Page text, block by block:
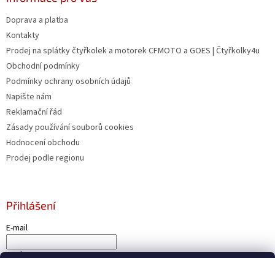
Doprava a platba
Kontakty
Prodej na splátky čtyřkolek a motorek CFMOTO a GOES | Čtyřkolky4u
Obchodní podmínky
Podmínky ochrany osobních údajů
Napište nám
Reklamační řád
Zásady používání souborů cookies
Hodnocení obchodu
Prodej podle regionu
Přihlášení
E-mail
Heslo